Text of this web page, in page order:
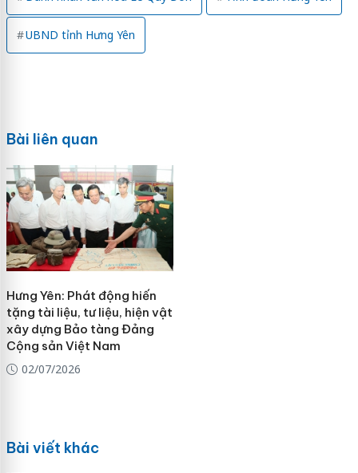
UBND tỉnh Hưng Yên
Bài liên quan
Hưng Yên: Phát động hiến
tặng tài liệu, tư liệu, hiện vật
xây dựng Bảo tàng Đảng
Cộng sản Việt Nam
02/07/2026
Bài viết khác